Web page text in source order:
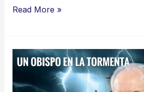
Read More »
La
que